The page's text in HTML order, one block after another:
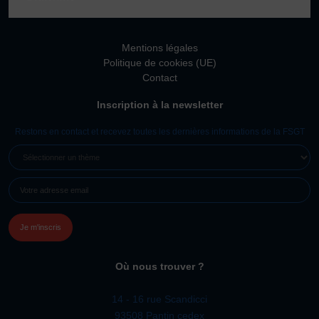
Vivicittà
Réaffiliation
Prise de licence
JE SOUHAITE TROUVER UN COMITÉ
JE SOUHAITE ADHÉRER
Affiliation
Honorabilité
Certificat Médical
Mentions légales
Politique de cookies (UE)
Contact
Inscription à la newsletter
Restons en contact et recevez toutes les dernières informations de la FSGT
UN
(NÉCESSAIRE)
MAIL
Où nous trouver ?
14 - 16 rue Scandicci
93508 Pantin cedex